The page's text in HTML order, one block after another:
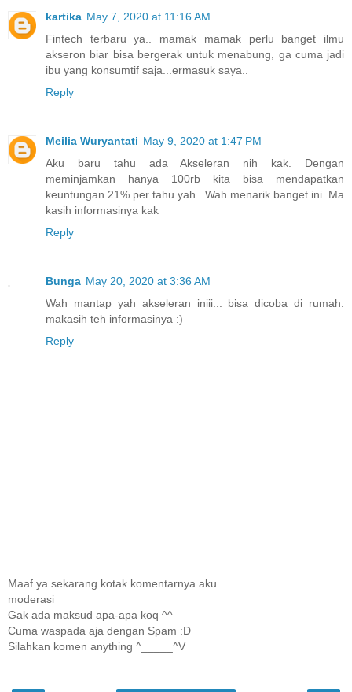
kartika May 7, 2020 at 11:16 AM
Fintech terbaru ya.. mamak mamak perlu banget ilmu
akseron biar bisa bergerak untuk menabung, ga cuma jadi
ibu yang konsumtif saja...ermasuk saya..
Reply
Meilia Wuryantati May 9, 2020 at 1:47 PM
Aku baru tahu ada Akseleran nih kak. Dengan
meminjamkan hanya 100rb kita bisa mendapatkan
keuntungan 21% per tahu yah . Wah menarik banget ini. Ma
kasih informasinya kak
Reply
Bunga May 20, 2020 at 3:36 AM
Wah mantap yah akseleran iniii... bisa dicoba di rumah.
makasih teh informasinya :)
Reply
Maaf ya sekarang kotak komentarnya aku
moderasi
Gak ada maksud apa-apa koq ^^
Cuma waspada aja dengan Spam :D
Silahkan komen anything ^_____^V